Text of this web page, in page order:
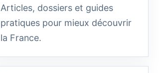
Articles, dossiers et guides
pratiques pour mieux découvrir
la France.